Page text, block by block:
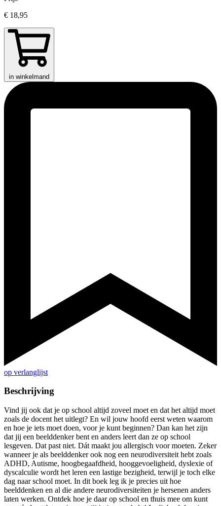
€ 18,95
in winkelmand
op verlanglijst
Beschrijving
Vind jij ook dat je op school altijd zoveel moet en dat het altijd moet
zoals de docent het uitlegt? En wil jouw hoofd eerst weten waarom
en hoe je iets moet doen, voor je kunt beginnen? Dan kan het zijn
dat jij een beelddenker bent en anders leert dan ze op school
lesgeven. Dat past niet. Dát maakt jou allergisch voor moeten. Zeker
wanneer je als beelddenker ook nog een neurodiversiteit hebt zoals
ADHD, Autisme, hoogbegaafdheid, hooggevoeligheid, dyslexie of
dyscalculie wordt het leren een lastige bezigheid, terwijl je toch elke
dag naar school moet. In dit boek leg ik je precies uit hoe
beelddenken en al die andere neurodiversiteiten je hersenen anders
laten werken. Ontdek hoe je daar op school en thuis mee om kunt